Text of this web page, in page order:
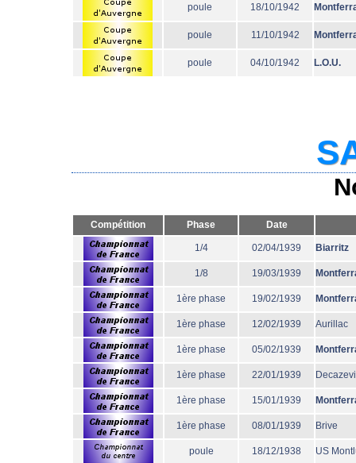
poule 18/10/1942
poule 11/10/1942
poule 04/10/1942 L.O.U.
Compétition Phase Date
1/4 02/04/1939 Biarritz
1/8 19/03/1939
1ère phase 19/02/1939
1ère phase 12/02/1939 Aurillac
1ère phase 05/02/1939
1ère phase 22/01/1939
1ère phase 15/01/1939
1ère phase 08/01/1939 Brive
poule 18/12/1938 US